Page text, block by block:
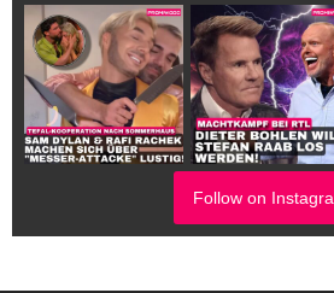
Follow on